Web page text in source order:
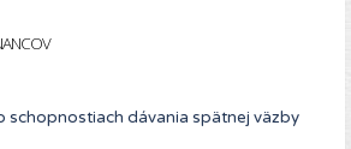
schopnostiach dávania spätnej väzby